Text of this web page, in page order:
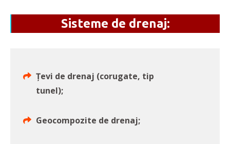
Sisteme de drenaj:
Țevi de drenaj (corugate, tip
tunel);
Geocompozite de drenaj;